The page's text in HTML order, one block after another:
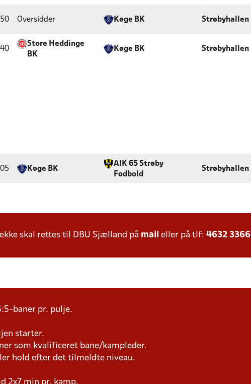
Oversidder Køge BK Strøbyhallen
Store Heddinge
BK
Køge BK Strøbyhallen
Køge BK
AIK 65 Strøby
Fodbold
Strøbyhallen
skal rettes til DBU Sjælland på mail eller på tlf: 4632 3366
baner pr. pulje.
starter.
som kvalificeret bane/kampleder.
hold efter det tilmeldte niveau.
2x7 min pr. kamp.